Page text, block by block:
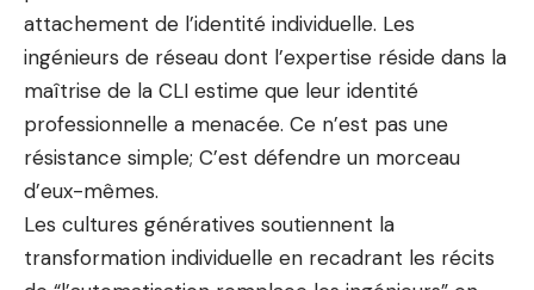
attachement de l’identité individuelle. Les
ingénieurs de réseau dont l’expertise réside dans la
maîtrise de la CLI estime que leur identité
professionnelle a menacée. Ce n’est pas une
résistance simple; C’est défendre un morceau
d’eux-mêmes.
Les cultures génératives soutiennent la
transformation individuelle en recadrant les récits